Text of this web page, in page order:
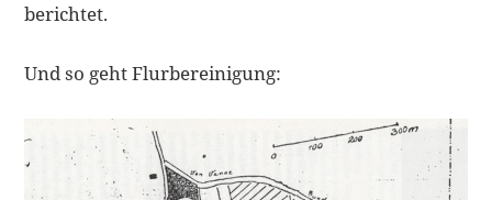
berichtet.
Und so geht Flurbereinigung: